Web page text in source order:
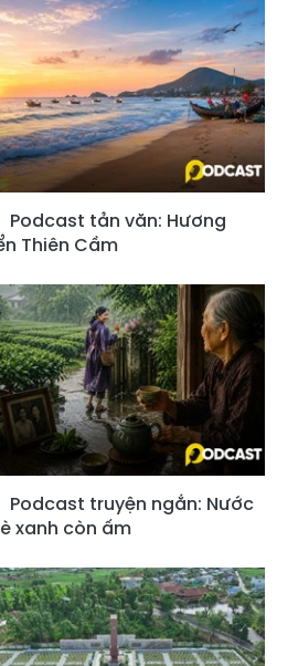
Podcast tản văn: Hương
Thiên Cầm
Podcast truyện ngắn: Nước
xanh còn ấm